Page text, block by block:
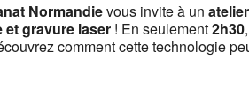
Normandievous invite à un
et gravure laser ! En seulement2h30
comment cette technologie